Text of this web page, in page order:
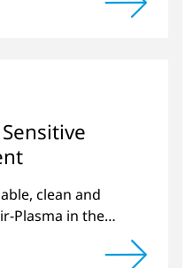
clean and
Plasma in the